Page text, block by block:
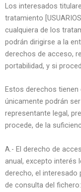
Los interesados
tratamiento
cualquiera de los
podrán dirigirse a la
derechos de acceso,
portabilidad, y si
Estos derechos tienen
únicamente podrán
representante legal,
procede, de la
A.- El derecho de
anual, excepto interés
derecho, el
de consulta del fichero: